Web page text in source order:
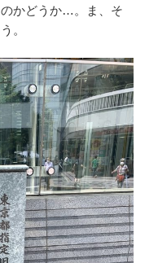
かどうか…。ま、そ
。